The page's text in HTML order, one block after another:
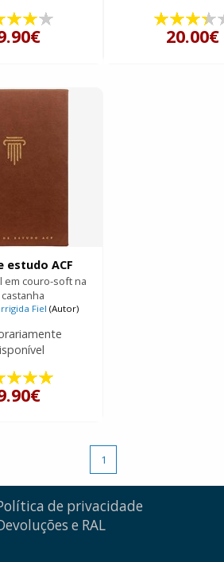
20.00€
estudo ACF
em couro-soft na
Fiel (Autor)
1
de privacidade
e RAL